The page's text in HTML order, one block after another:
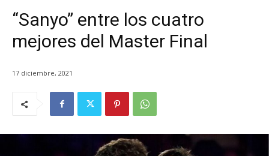
“Sanyo” entre los cuatro
mejores del Master Final
17 diciembre, 2021